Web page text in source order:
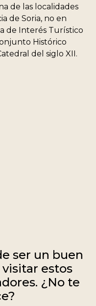
de las localidades
de Soria, no en
de Interés Turístico
Histórico
del siglo XII.
ser un buen
estos
¿No te